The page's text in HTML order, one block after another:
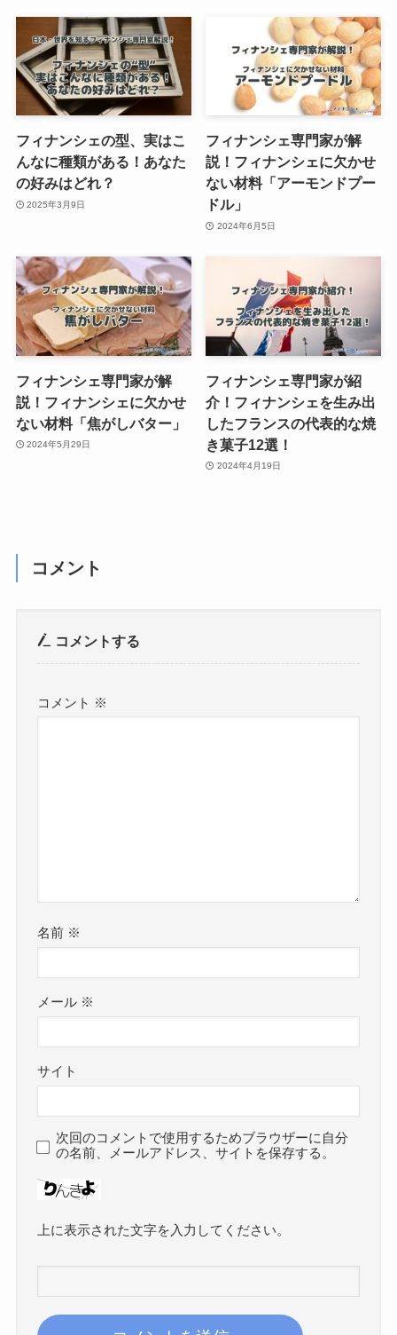
フィナンシェの型、実はこ
んなに種類がある！あなた
の好みはどれ？
2025年3月9日
フィナンシェ専門家が解
説！フィナンシェに欠かせ
ない材料「アーモンドプー
ドル」
2024年6月5日
フィナンシェ専門家が解
説！フィナンシェに欠かせ
ない材料「焦がしバター」
2024年5月29日
フィナンシェ専門家が紹
介！フィナンシェを生み出
したフランスの代表的な焼
き菓子12選！
2024年4月19日
コメント
コメントする
コメント ※
名前 ※
メール ※
サイト
次回のコメントで使用するためブラウザーに自分
の名前、メールアドレス、サイトを保存する。
上に表示された文字を入力してください。